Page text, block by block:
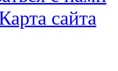
сайта